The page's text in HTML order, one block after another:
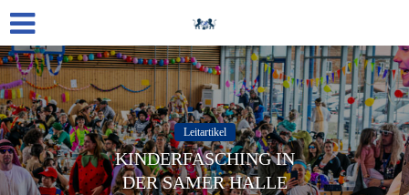
Leitartikel
KINDERFASCHING IN
DER SAMER HALLE